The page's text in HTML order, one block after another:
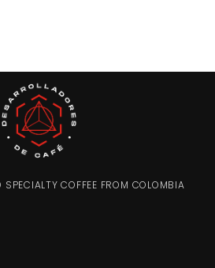
COFFEE FROM COLOMBIA